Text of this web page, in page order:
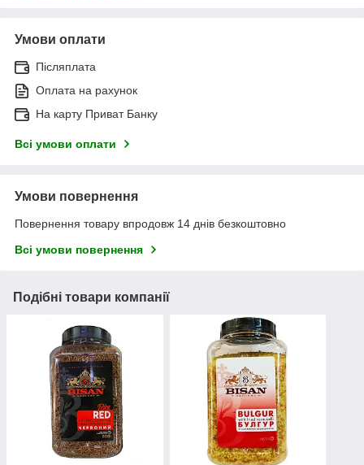
Умови оплати
Післяплата
Оплата на рахунок
На карту Приват Банку
Всі умови оплати
Умови повернення
Повернення товару впродовж 14 днів безкоштовно
Всі умови повернення
Подібні товари компанії